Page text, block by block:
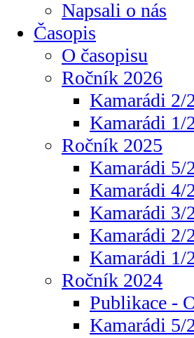
Napsali o nás
Časopis
O časopisu
Ročník 2026
Kamarádi 2/
Kamarádi 1/
Ročník 2025
Kamarádi 5/
Kamarádi 4/
Kamarádi 3/
Kamarádi 2/
Kamarádi 1/
Ročník 2024
Publikace -
Kamarádi 5/